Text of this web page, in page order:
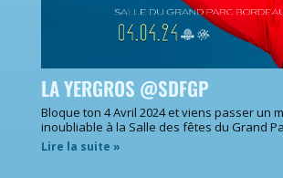
LA YERGROS @SDFGP
Bloque ton 4 Avril 2024 et viens passer un
inoubliable à la Salle des fêtes du Grand
Lire la suite »